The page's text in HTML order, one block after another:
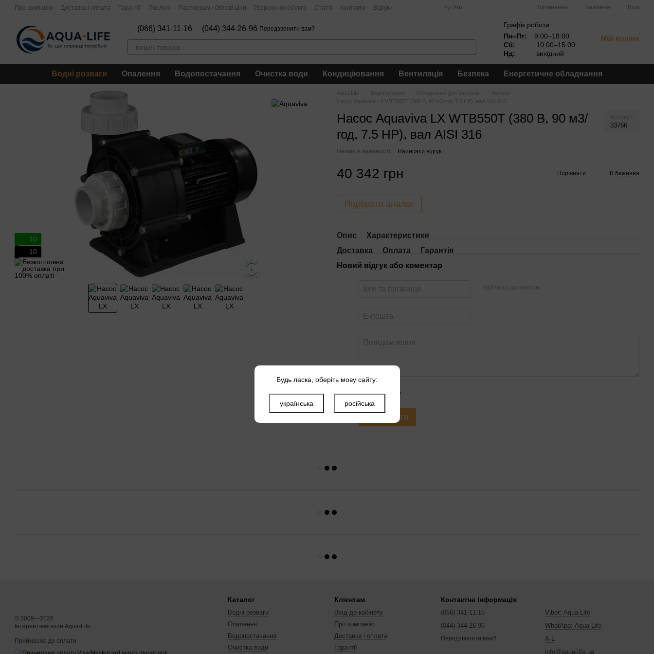
Перейти до основного контенту
Про компанію Доставка і оплата Гарантії Послуги Партнерам / Оптові ціни Розрахунок об'єкта Статті Контакти Відгуки Укр Порівняння Бажання Вхід
(066) 341-11-16 (044) 344-26-96 Передзвонити вам?
Графік роботи:
Пн–Пт:
9:00–18:00
Сб:
10:00–15:00
Нд:
вихідний
Мій кошик
Водні розваги Опалення Водопостачання Очистка води Кондиціювання Вентиляція Безпека Енергетичне обладнання
10
10
Aqua-Life Водні розваги Обладнання для басейнів
Насоси
Насос Aquaviva LX WTB550T (380 В, 90 м3/год, 7.5 HP), вал AISI 316
Насос Aquaviva LX WTB550T (380 В, 90 м3/
год, 7.5 HP), вал AISI 316
33766
Немає в наявності Написати відгук
40 342 грн Порівняти В бажання
Підібрати аналог
Опис
Характеристики
Доставка
Оплата
Гарантія
Новий відгук або коментар
Увійти за допомогою
Оцініть товар
Надіслати
© 2009—2026
Інтернет-магазин Aqua-Life
Приймаємо до оплати
Каталог
Водні розваги
Опалення
Водопостачання
Очистка води
Клієнтам
Вхід до кабінету
Про компанію
Доставка і оплата
Гарантії
Контактна інформація
(066) 341-11-16
(044) 344-26-96
Передзвонити вам?
Viber: Aqua-Life
WhatApp: Aqua-Life
A-L
info@aqua-life.ua
Будь ласка, оберіть мову сайту:
українська російська